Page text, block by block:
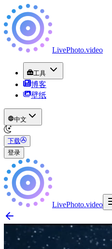
LivePhoto.video
工具
博客
壁纸
中文
下载
登录
LivePhoto.video